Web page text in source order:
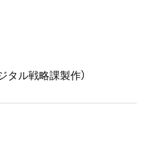
タル戦略課製作）